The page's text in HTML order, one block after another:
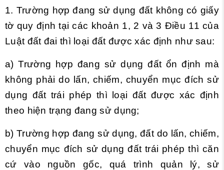
1. Trường hợp đang sử dụng đất không có giấy
tờ quy định tại các khoản 1, 2 và 3 Điều 11 của
Luật đất đai thì loại đất được xác định như sau:
a) Trường hợp đang sử dụng đất ổn định mà
không phải do lấn, chiếm, chuyển mục đích sử
dụng đất trái phép thì loại đất được xác định
theo hiện trạng đang sử dụng;
b) Trường hợp đang sử dụng, đất do lấn, chiếm,
chuyển mục đích sử dụng đất trái phép thì căn
cứ vào nguồn gốc, quá trình quản lý, sử